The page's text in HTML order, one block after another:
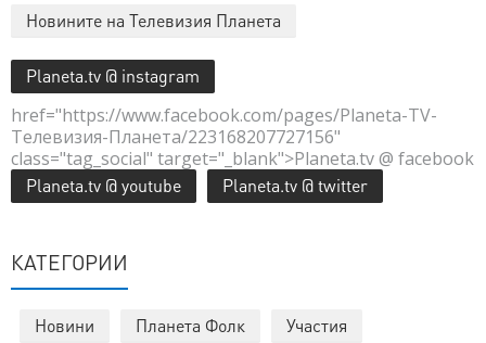
Новините на Телевизия Планета
Planeta.tv @ instagram
href="https://www.facebook.com/pages/Planeta-TV-
Телевизия-Планета/223168207727156"
class="tag_social" target="_blank">Planeta.tv @ facebook
Planeta.tv @ youtube Planeta.tv @ twitter
КАТЕГОРИИ
Новини Планета Фолк
Участия